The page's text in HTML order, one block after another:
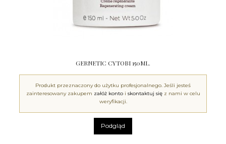
GERNETIC CYTOBI 150ML.
Produkt przeznaczony do użytku profesjonalnego. Jeśli jesteś
zainteresowany zakupem załóż kontoi skontaktuj sięz nami w celu
weryfikacji.
Podgląd